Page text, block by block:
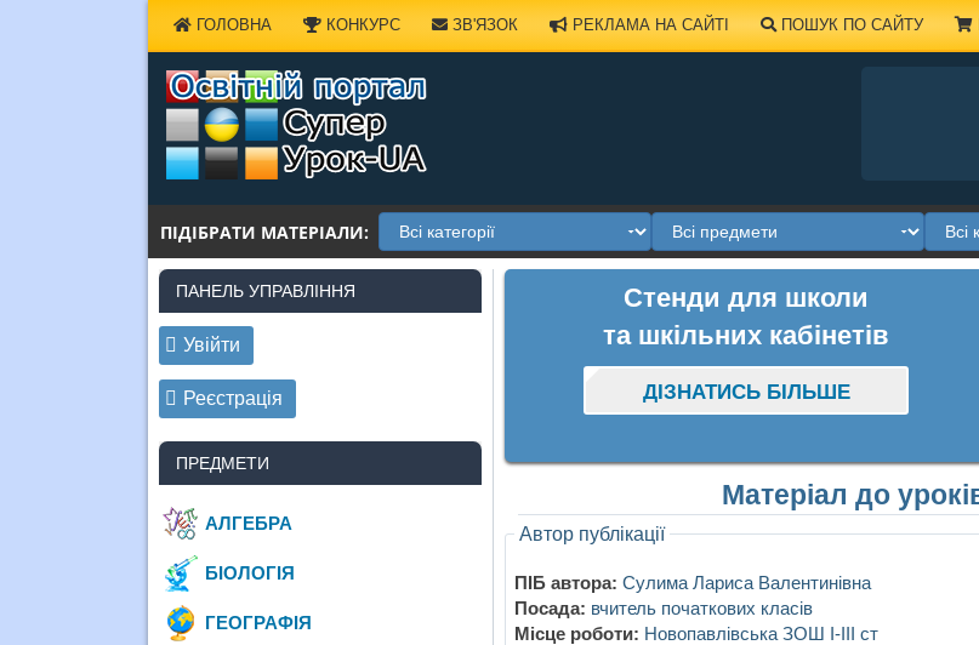
ГОЛОВНА КОНКУРС ЗВ'ЯЗОК РЕКЛАМА НА САЙТІ ПОШУК ПО САЙТУ
ПІДІБРАТИ МАТЕРІАЛИ:
Стенди для школи
та шкільних кабінетів
ДІЗНАТИСЬ БІЛЬШЕ
Матеріал до
Автор публікації
ПІБ автора: Сулима Лариса Валентинівна
Посада: вчитель початкових класів
Місце роботи: Новопавлівська ЗОШ І-ІІІ ст
ПАНЕЛЬ УПРАВЛІННЯ
Увійти
Реєстрація
ПРЕДМЕТИ
АЛГЕБРА
БІОЛОГІЯ
ГЕОГРАФІЯ